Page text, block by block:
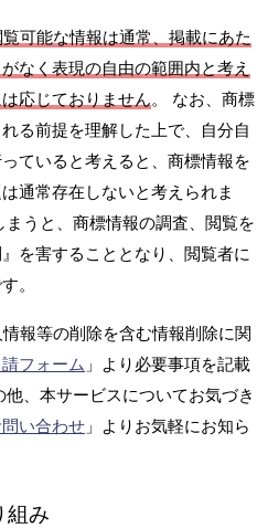
可能な情報は通常、掲載にあた
なく表現の自由の範囲内と考え
応じておりません。 なお、商標
る前提を理解した上で、自分自
ていると考えると、商標情報を
通常存在しないと考えられま
うと、商標情報の調査、閲覧を
を害することとなり、閲覧者に
。
報等の削除を含む情報削除に関
フォーム 」より必要事項を記載
、本サービスについてお気づき
い合わせ 」よりお気軽にお知ら
組み